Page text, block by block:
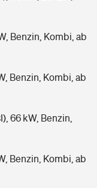
Benzin, Kombi, ab
Benzin, Kombi, ab
66 kW, Benzin,
Benzin, Kombi, ab